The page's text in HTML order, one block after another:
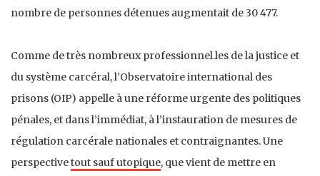
nombre de personnes détenues augmentait de 30 477.
Comme de très nombreux professionnel.les de la justice et
du système carcéral, l’Observatoire international des
prisons (OIP) appelle à une réforme urgente des politiques
pénales, et dans l’immédiat, à l’instauration de mesures de
régulation carcérale nationales et contraignantes. Une
perspectivetout sauf utopique, que vient de mettre en